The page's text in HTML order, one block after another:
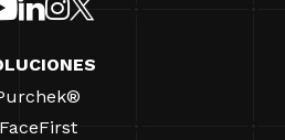
FaceFirst